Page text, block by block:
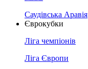
Саудівська Аравія
Єврокубки
Ліга чемпіонів
Ліга Європи